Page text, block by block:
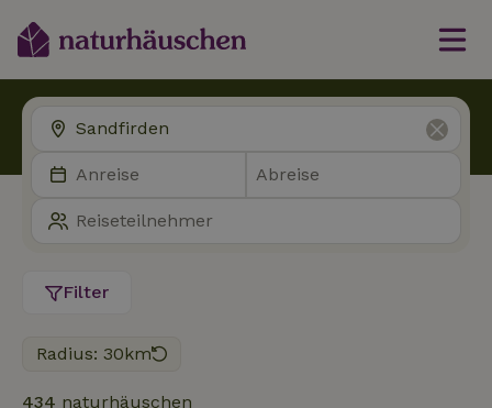
Filter
Radius: 30km
434 naturhäuschen